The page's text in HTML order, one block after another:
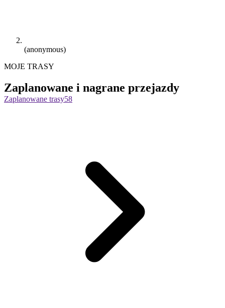
(anonymous)
MOJE TRASY
Zaplanowane i nagrane przejazdy
Zaplanowane trasy58